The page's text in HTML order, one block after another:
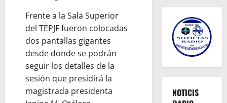
Frente a la Sala Superior
del TEPJF fueron colocadas
dos pantallas gigantes
desde donde se podrán
seguir los detalles de la
sesión que presidirá la
magistrada presidenta
NOTICIS